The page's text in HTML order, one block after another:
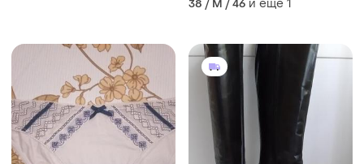
38 / M / 46 и еще 1